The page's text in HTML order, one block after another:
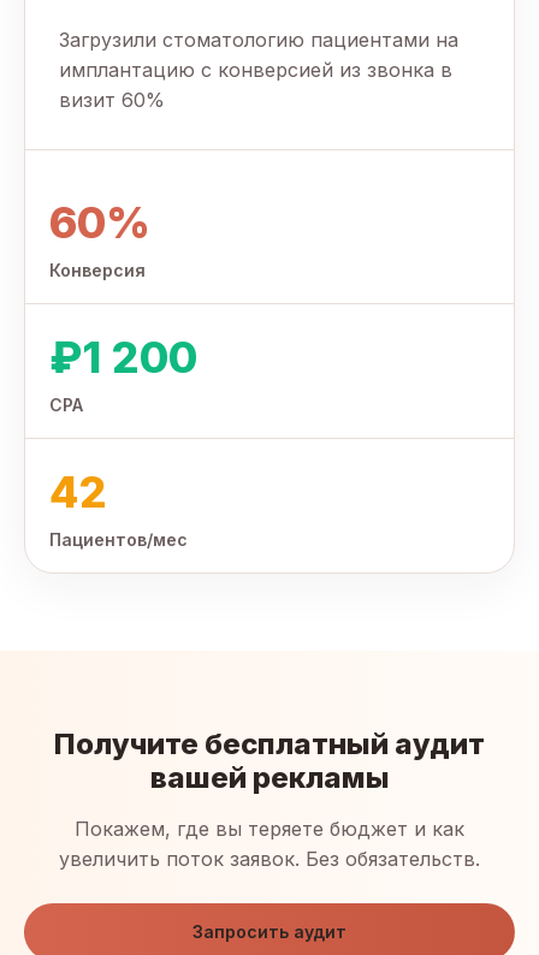
Загрузили стоматологию пациентами на
имплантацию с конверсией из звонка в
визит 60%
60%
Конверсия
₽1 200
CPA
42
Пациентов/мес
Получите бесплатный аудит
вашей рекламы
Покажем, где вы теряете бюджет и как
увеличить поток заявок. Без обязательств.
Запросить аудит